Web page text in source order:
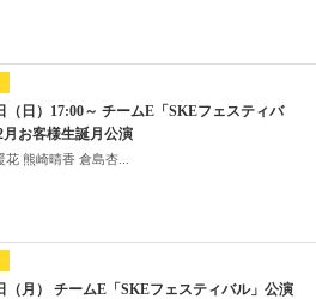
（日）17:00～ チームE「SKEフェスティバ
月お客様生誕月公演
熊崎晴香 倉島杏...
（月） チームE「SKEフェスティバル」公演